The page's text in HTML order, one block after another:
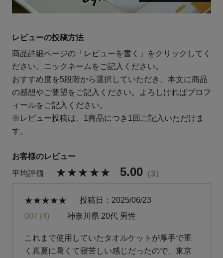
レビューの投稿方法
商品詳細ページの「レビューを書く」をクリックしてく
ださい。ニックネームをご記入ください。
おすすめ度を5段階から選択していただき、本文に商品
の感想やご要望をご記入ください。よろしければプロフ
ィールをご記入ください。
※レビュー投稿は、1商品につき1回ご記入いただけま
す。
5.00 3
007 4 神奈川県 20代 男性
投稿日 2025/06/23
これまで使用していたタオルケットが厚手で重
く真夏に暑くて寝苦しい感じだったので、東京